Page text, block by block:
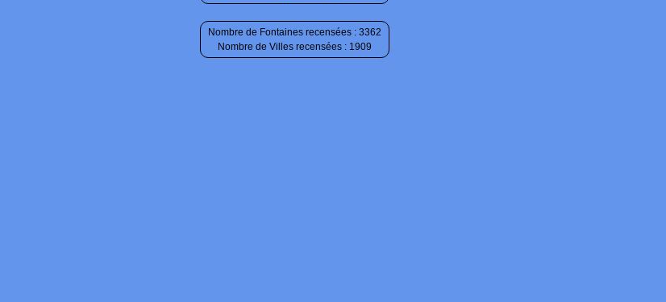
Nombre de Fontaines recensées : 3362
Nombre de Villes recensées : 1909